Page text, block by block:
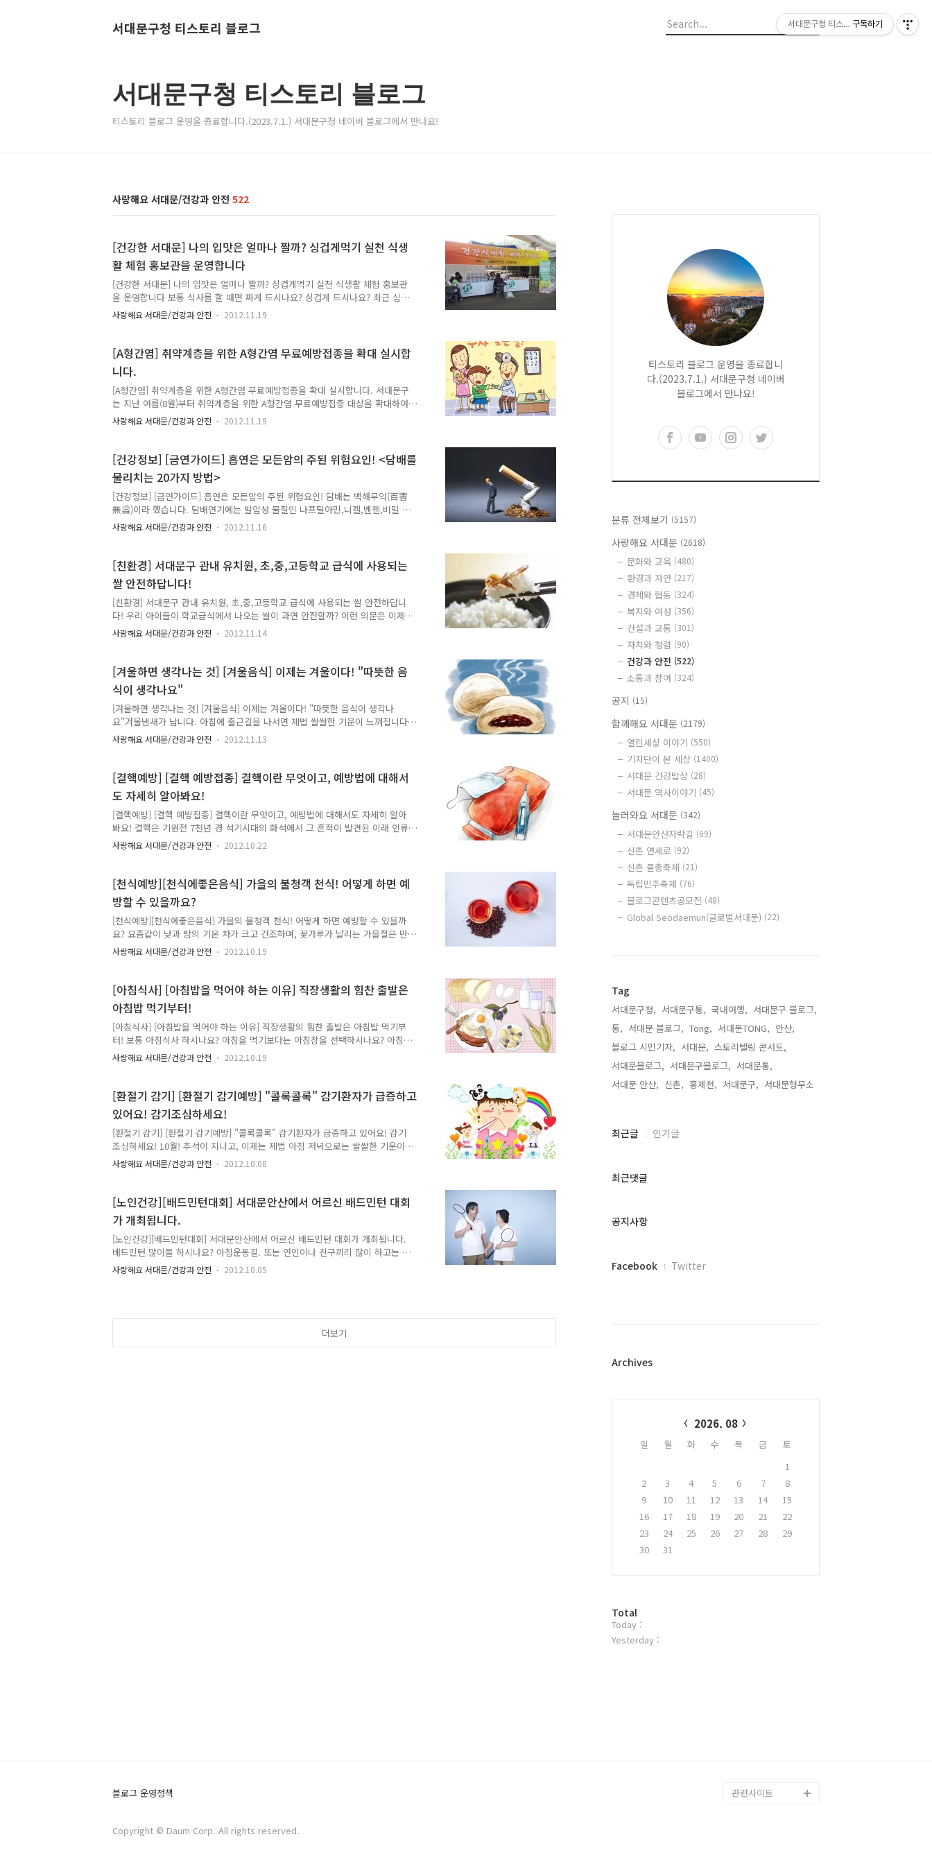
서대문구청 티스토리 블로그
서대문구청 티스토리 블로그
티스토리 블로그 운영을 종료합니다.(2023.7.1.) 서대문구청 네이버 블로그에서 만나요!
사랑해요 서대문/건강과 안전 522
[건강한 서대문] 나의 입맛은 얼마나 짤까? 싱겁게먹기 실천 식생
활 체험 홍보관을 운영합니다
[건강한 서대문] 나의 입맛은 얼마나 짤까? 싱겁게먹기 실천 식생활 체험 홍보관
을 운영합니다 보통 식사를 할 때면 짜게 드시나요? 싱겁게 드시나요? 최근 심장
질환, 비만 등 증가하는 만성질환이 우리나라 건강을 위협하고 있는데, 이것은
우리의 나트륨 섭취량이 권장량의 3배의 과다섭취와 연관이 있다고 합니다. 우리
(푸드코트)에서 건강한 식생활 체험홍보관을 운영합니다. 서대문구는 2012년 서
울시 나트륨섭취감소사업 시범보건소에 선정되어 어린이 미각교육, 단체급식 국
염도모니터링, 상설염측정코너 운영 등 다양한 사업을 추진중이며 (이전글 보기)
2012/08/08 - [사랑해요, 서대문/ 건강 서대문] - [상설염도측정코너][짠음식많이
먹..
사랑해요 서대문/건강과 안전 2012.11.19
[A형간염] 취약계층을 위한 A형간염 무료예방접종을 확대 실시합
니다.
[A형간염] 취약계층을 위한 A형간염 무료예방접종을 확대 실시합니다. 서대문구
는 지난 여름(8월)부터 취약계층을 위한 A형간염 무료예방접종 대상을 확대하여
실시하고 있습니다. 우리가 알고 있듯이 A형간염은 필수예방접종이 아니므로 일
반 병의원에서 접종을 원할 경우에는 비용이 발생합니다. 그렇기 때문에 기초생
하에서 만12세까지 대상이 확대되었으며, 또한 미숙아 및 선천성 이상아 의료비
지원 대상자, 산모,신생아 도우미 지원대상, 신생아 청각선별 검사 및 영양플러
스 지원대상 중 만 12~36개월 이하 영유아 등이 무료접종대상에 추가되었습니
다. ▣ 접종장소 : 서대문구보건소 2층 예방접종실▣ 접종시간 : 평일 오전9시~오
후5시, 둘째,..
사랑해요 서대문/건강과 안전 2012.11.19
[건강정보] [금연가이드] 흡연은 모든암의 주된 위험요인! <담배를
물리치는 20가지 방법>
[건강정보] [금연가이드] 흡연은 모든암의 주된 위험요인! 담배는 백해무익(百害
無益)이라 했습니다. 담배연기에는 발암성 물질인 나프틸아민,니켈,벤젠,비밀 크
롤라이드, 비소, 카드뮴 등 해로운 물질들이 들어있습니다. 무심코 호기심에 시
작했다가 돌이킬 수 없는 늪에 빠지게 되는 흡연자들.. "에이 나는 안될꺼야" 하
렇다고 해서 담배를 아예 한번에 끊으라는 것이 아닌 조금씩 줄여나가는 것이 중
요합니다. 금연성공을 위해 참고해주세요. -> 매 순간 금연을 시작하세요. 주변
사람들에게 금연을 시작했음을 알리세요. 도도한 자세를 취할 이유는 없습니다.
성공하지 못할 것에 대한 걱정으로 주눅이 들 필요도 없습니다. 담담한 마음으로
지금 하려..
사랑해요 서대문/건강과 안전 2012.11.16
[친환경] 서대문구 관내 유치원, 초,중,고등학교 급식에 사용되는
쌀 안전하답니다!
[친환경] 서대문구 관내 유치원, 초,중,고등학교 급식에 사용되는 쌀 안전하답니
다! 우리 아이들이 학교급식에서 나오는 쌀이 과연 안전할까? 이런 의문은 이제
그만~!! 서대문구는 친환경 급식 식재료의 안전성을 확보하기 위하여 지난 10월
31일 서대문구 내 서연중학교, 연희중학교, 연북중학교에서 친환경 쌀 안전성 검
중, 고등학교에 공급하는 전라북도 완주군 친환경(무농약) 쌀을 정기적으로 실시
해오던 것으로, 지난 10월에는 서연중학교, 연희중학교, 연북중학교에서 안정성
검사를 실시하였고, 그 결과 적합판정이 나왔습니다. 안전성 검사는 서대문구 담
당 공무원이 학교 현장을 직접 방문하여 학교에서 사용중인 친환경 쌀 시료 1KG
을..
사랑해요 서대문/건강과 안전 2012.11.14
[겨울하면 생각나는 것] [겨울음식] 이제는 겨울이다! "따뜻한 음
식이 생각나요"
[겨울하면 생각나는 것] [겨울음식] 이제는 겨울이다! "따뜻한 음식이 생각나
요"겨울냄새가 납니다. 아침에 출근길을 나서면 제법 쌀쌀한 기운이 느껴집니다.
이럴 때면 따뜻한 곳으로 따뜻한 음식을 찾게 됩니다. 오늘은 TONG과 함께 따
뜻한 음식. 우리 몸을 따뜻하게 해주는 음식들에 대해서 알아볼까요? 이렇게 글
락모락 오르는 호빵은 겨울철 대표 간식거리 중 하나입니다. 뜨거운 빵안에 달콤
한 팥소나 야채 등이 가득 든 홍빵은 같이 나누는 사람과 가까워지게 만들기도
합니다. 이번 겨울에는 따뜻함을 나눌 분이 계신가요? 음식정보 - 지역별 : 동양
식>한국- 계절별 : 겨울- 테마별 : 간식, 야식- 보관온도 : 40~60도- 보관기간..
사랑해요 서대문/건강과 안전 2012.11.13
[결핵예방] [결핵 예방접종] 결핵이란 무엇이고, 예방법에 대해서
도 자세히 알아봐요!
[결핵예방] [결핵 예방접종] 결핵이란 무엇이고, 예방법에 대해서도 자세히 알아
봐요! 결핵은 기원전 7천년 경 석기시대의 화석에서 그 흔적이 발견된 이래 인류
역사상 가장 많은 생명을 앗아간 감염 질환으로, 1882년 독일의 세균학자 로버
트 코흐(Robert Koch)가 결핵의 병원체인 결핵균(mycobacterium
되었다고 합니다. 주로 폐결핵 환자로부터 나온 미세한 침방울 혹은 비말핵
(droplet nuclei, 기침이나 재채기를 하면 결핵균이 들어 있는 입자가 공기 중에
나와 수분이 적어지면서 날아다니기 쉬운 형태로 된 것)에 의해 직접 감염되지만
감염된다고 하여 모두 결핵에 걸리는 것은 아니며 대개 접촉자의 3..
사랑해요 서대문/건강과 안전 2012.10.22
[천식예방][천식에좋은음식] 가을의 불청객 천식! 어떻게 하면 예
방할 수 있을까요?
[천식예방][천식에좋은음식] 가을의 불청객 천식! 어떻게 하면 예방할 수 있을까
요? 요즘같이 낮과 밤의 기온 차가 크고 건조하며, 꽃가루가 날리는 가을철은 만
성 호흡기질환인 천식이 가장 심해지기도 합니다. 천식은 폐 속에 있는 기관지가
아주 예민해진 상태로, 때때로 기관지가 좁아져서 숨이 차고, 가랑가랑 하는 숨
알레르기 염증 반응 때문에 발생하는 알레르기 질환입니다. 이런 증상들은 반복
적으로 발작적으로 나타나며 유전적 요인과 환경적 요인이 합쳐져서 나타납니
다. 공기가 흐르는 길인 기관지 점막이 부어 오르고 기관지 근육이 경련을 일으
키면서 기관지가 막혀서 숨이 차게 되는 것이지요. 그렇다면 가을의 적병 천식!
어떻게 하면 예방할 ..
사랑해요 서대문/건강과 안전 2012.10.19
[아침식사] [아침밥을 먹어야 하는 이유] 직장생활의 힘찬 출발은
아침밥 먹기부터!
[아침식사] [아침밥을 먹어야 하는 이유] 직장생활의 힘찬 출발은 아침밥 먹기부
터! 보통 아침식사 하시나요? 아침을 먹기보다는 아침잠을 선택하시나요? 아침
에 일어나자마자 밥을 먹자니 입맛도 없고, 만약 전날 저녁에 과식을 했다면 거
르는 쪽으로 선택하고 말겠죠. 하지만 누구나 알고 있듯이 아침식사는 먹는 것이
반적으로 우리가 섭취한 음식으로부터 에너지가 만들어지기까지 많은 시간이 소
요되는데 낮에 직장에서 또는 학교에서 있을 때에 필요한 에너지가 바로 아침식
사로부터 공급되기 때문입니다. 어떻게 하면 아침식사를 잘 먹을 수 있을까요?
우선 아침 시간에 조금 일찍 일어나 가벼운 운동이라도 하면서 장을 비워두고 일
명 입맛을 돋워 주는 작..
사랑해요 서대문/건강과 안전 2012.10.19
[환절기 감기] [환절기 감기예방] "콜록콜록" 감기환자가 급증하고
있어요! 감기조심하세요!
[환절기 감기] [환절기 감기예방] "콜록콜록" 감기환자가 급증하고 있어요! 감기
조심하세요! 10월! 추석이 지나고, 이제는 제법 아침 저녁으로는 쌀쌀한 기운이
감도는 날씨가 되었네요. 하지만 낮에는 기온이 높아 일교차에 따라 감기에 걸리
는 분들이 급증하고 있다고 합니다. 아침 저녁으로 제법 쌀쌀한 날씨인데도 외투
이 급격하게 떨어져 감기에 걸리는 사례가 빈번하게 발생하고 있습니다. 우리는
흔히 가벼운 질병을 일컬을 때 "감기와 같은 질병" 이라는 말을 많이 사용하곤
합니다. 그러나 감기는 이렇게 가볍게 취급하기에는 그 위험성이 꽤 높은 질병입
니다. 감기를 유발하는 바이러스는 정확하게 알려진 것만으로도 100여종이 넘게
되었으..
사랑해요 서대문/건강과 안전 2012.10.08
[노인건강][배드민턴대회] 서대문안산에서 어르신 배드민턴 대회
가 개최됩니다.
[노인건강][배드민턴대회] 서대문안산에서 어르신 배드민턴 대회가 개최됩니다.
배드민턴 많이들 하시나요? 아침운동길. 또는 연인이나 친구끼리 많이 하고는 하
죠. 배드민턴은 기술이 좋아야 할 수 있는 스포츠도 아니고 일상생활에서 가볍게
즐길 수 있는 운동이기 때문에 운동효과가 뛰어날까하는 의심스런(?) 생각을하시
준답니다. 또한 신경계나 호흡 순환계에 도움이 많이 되기 때문에 우리 어르신분
사랑해요 서대문/건강과 안전 2012.10.05
더보기
티스토리 블로그 운영을 종료합니
다.(2023.7.1.) 서대문구청 네이버
블로그에서 만나요!
분류 전체보기 (5157)
사랑해요 서대문 (2618)
문화와 교육 (480)
환경과 자연 (217)
경제와 협동 (324)
복지와 여성 (356)
건설과 교통 (301)
자치와 청렴 (90)
건강과 안전 (522)
소통과 참여 (324)
공지 (15)
함께해요 서대문 (2179)
열린세상 이야기 (550)
기자단이 본 세상 (1400)
서대문 건강밥상 (28)
서대문 역사이야기 (45)
놀러와요 서대문 (342)
서대문안산자락길 (69)
신촌 연세로 (92)
신촌 물총축제 (21)
독립민주축제 (76)
블로그콘텐츠공모전 (48)
Global Seodaemun(글로벌서대문) (22)
Tag
서대문구청, 서대문구통, 국내여행, 서대문구 블로그,
통, 서대문 블로그, Tong, 서대문TONG, 안산,
블로그 시민기자, 서대문, 스토리텔링 콘서트,
서대문블로그, 서대문구블로그, 서대문통,
서대문 안산, 신촌, 홍제천, 서대문구, 서대문형무소,
최
과
글
최근글 인기글
최근댓글
공지사항
페
플
Facebook Twitter
Archives
2026. 08
일 월 화 수 목 금
토
1
2
3 4 5 6 7
8
9
10 11 12 13 14
15
16
17 18 19 20 21
22
23
24 25 26 27 28
29
30
31
방
문
자
Total
Today :
Yesterday :
블로그 운영정책
Copyright © Daum Corp. All rights reserved.
관련사이트
서대문구청 티스토리 블로그
구독하기